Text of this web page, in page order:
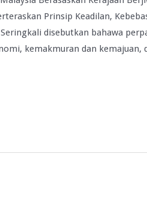
Prinsip Keadilan,
disebutkan bahawa
kemakmuran dan kemajuan,